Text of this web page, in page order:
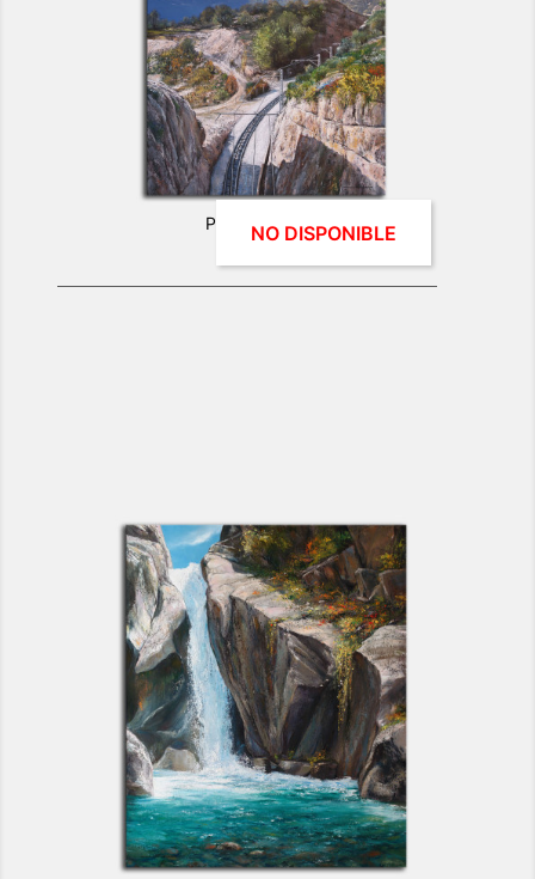
Paisatge Oli - Montserrat
NO DISPONIBLE